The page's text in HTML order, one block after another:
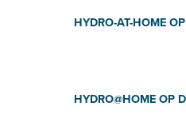
HYDRO-AT-HOME
HYDRO@HOME OP